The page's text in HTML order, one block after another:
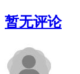
暂无评论